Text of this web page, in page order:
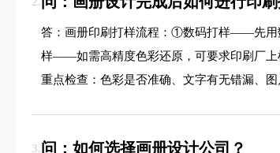
答：画册印刷打样流程：①数码打样——先用
样——如需高精度色彩还原，可要求印刷厂
重点检查：色彩是否准确、文字有无错漏、图
3.问：如何选择画册设计公司？